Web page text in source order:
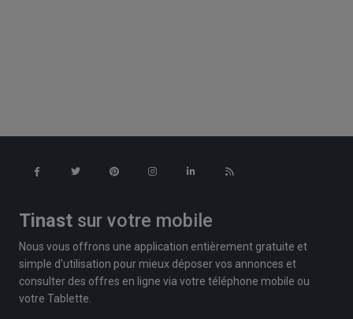
Tinast sur votre mobile
Nous vous offrons une application entièrement gratuite et
simple d'utilisation pour mieux déposer vos annonces et
consulter des offres en ligne via votre téléphone mobile ou
votre Tablette.